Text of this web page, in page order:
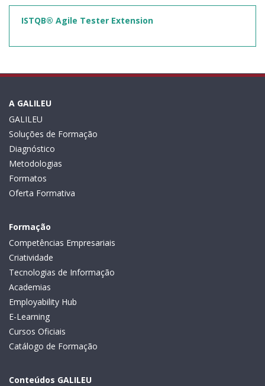
ISTQB® Agile Tester Extension
A GALILEU
GALILEU
Soluções de Formação
Diagnóstico
Metodologias
Formatos
Oferta Formativa
Formação
Competências Empresariais
Criatividade
Tecnologias de Informação
Academias
Employability Hub
E-Learning
Cursos Oficiais
Catálogo de Formação
Conteúdos GALILEU